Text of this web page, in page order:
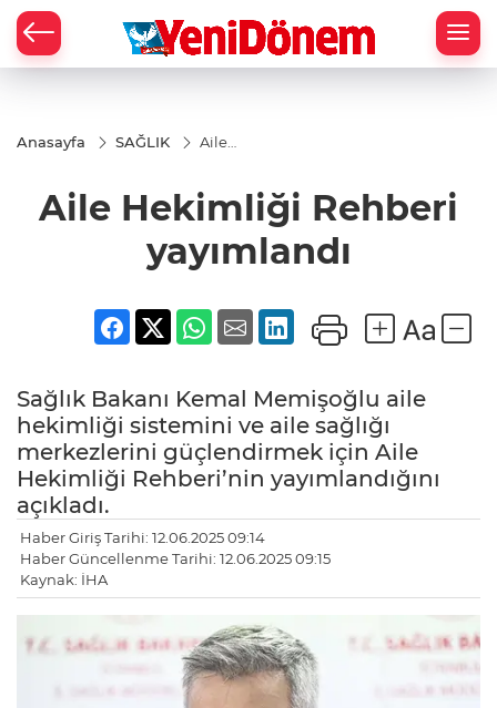
Anasayfa SAĞLIK
Aile
yayımlandı
Aile Hekimliği Rehberi
yayımlandı
Sağlık Bakanı Kemal Memişoğlu aile
hekimliği sistemini ve aile sağlığı
merkezlerini güçlendirmek için Aile
Hekimliği Rehberi’nin yayımlandığını
açıkladı.
Haber Giriş Tarihi: 12.06.2025 09:14
Haber Güncellenme Tarihi: 12.06.2025 09:15
Kaynak: İHA